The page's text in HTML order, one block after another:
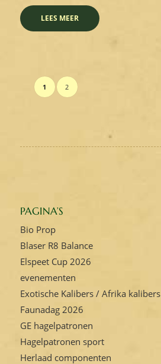
LEES MEER
1 2
PAGINA’S
Bio Prop
Blaser R8 Balance
Elspeet Cup 2026
evenementen
Exotische Kalibers / Afrika kalibers
Faunadag 2026
GE hagelpatronen
Hagelpatronen sport
Herlaad componenten